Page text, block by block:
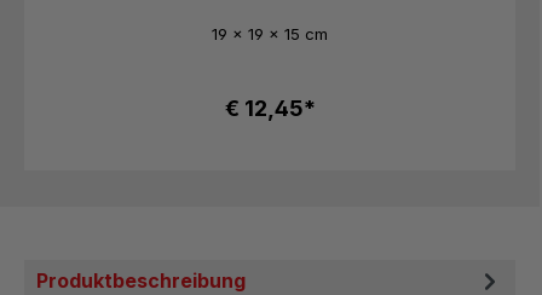
19 x 19 x 15 cm
€ 12,45*
Produktbeschreibung